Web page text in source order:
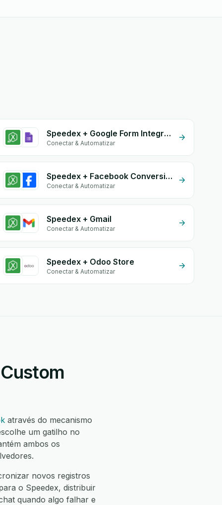
Speedex + Google Form Integration
Conectar & Automatizar
Speedex + Facebook Conversion API (CAPI)
Conectar & Automatizar
Speedex + Gmail
Conectar & Automatizar
Speedex + Odoo Store
Conectar & Automatizar
através do mecanismo
um gatilho no
ambos os
novos registros
o Speedex, distribuir
quando algo falhar e